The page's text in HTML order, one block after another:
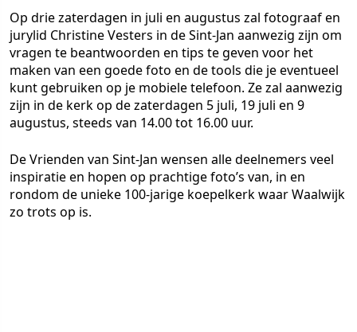
Op drie zaterdagen in juli en augustus zal fotograaf en
jurylid Christine Vesters in de Sint-Jan aanwezig zijn om
vragen te beantwoorden en tips te geven voor het
maken van een goede foto en de tools die je eventueel
kunt gebruiken op je mobiele telefoon. Ze zal aanwezig
zijn in de kerk op de zaterdagen 5 juli, 19 juli en 9
augustus, steeds van 14.00 tot 16.00 uur.
De Vrienden van Sint-Jan wensen alle deelnemers veel
inspiratie en hopen op prachtige foto’s van, in en
rondom de unieke 100-jarige koepelkerk waar Waalwijk
zo trots op is.